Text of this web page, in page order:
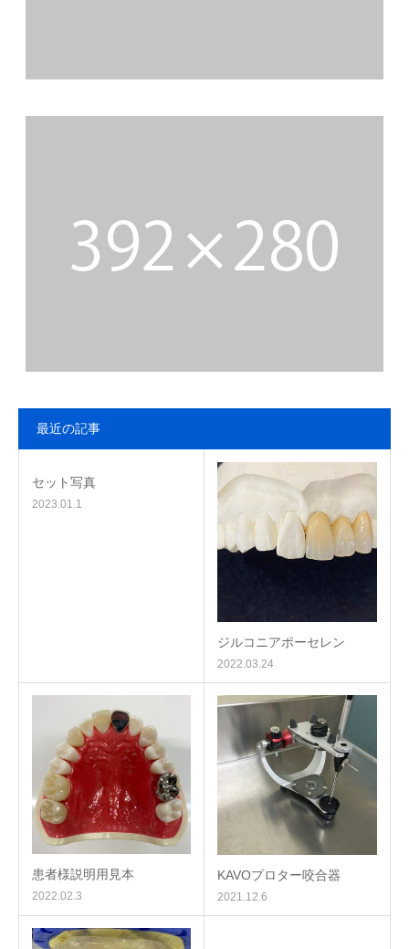
最近の記事
セット写真
2023.01.1
ジルコニアポーセレン
2022.03.24
患者様説明用見本
2022.02.3
KAVOプロター咬合器
2021.12.6